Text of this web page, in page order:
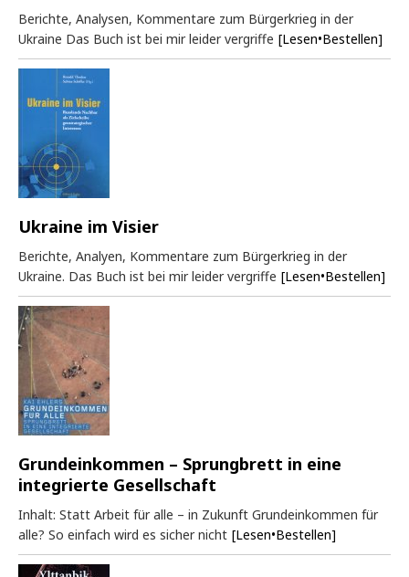
Berichte, Analysen, Kommentare zum Bürgerkrieg in der
Ukraine Das Buch ist bei mir leider vergriffe [Lesen•Bestellen]
Ukraine im Visier
Berichte, Analyen, Kommentare zum Bürgerkrieg in der
Ukraine. Das Buch ist bei mir leider vergriffe [Lesen•Bestellen]
Grundeinkommen – Sprungbrett in eine
integrierte Gesellschaft
Inhalt: Statt Arbeit für alle – in Zukunft Grundeinkommen für
alle? So einfach wird es sicher nicht [Lesen•Bestellen]